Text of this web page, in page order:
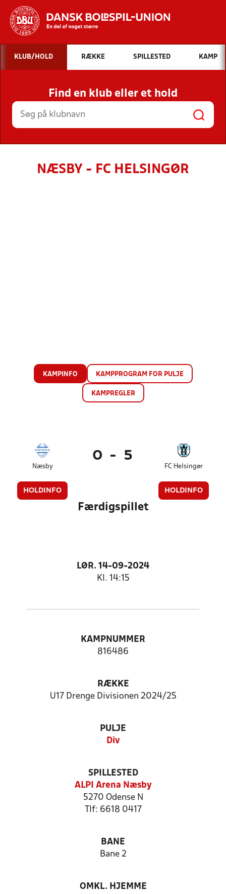
Hvad vil du søge efter?
INDHOLD OG NYHEDER
STILLINGER, RESULTATER, KLUBBER OG
HOLD
KLUB/HOLD RÆKKE SPILLESTED KAMP
Find en klub eller et hold
NÆSBY - FC HELSINGØR
KAMPINFO KAMPPROGRAM FOR PULJE
KAMPREGLER
Næsby
HOLDINFO
0 - 5
FC Helsingør
HOLDINFO
Færdigspillet
LØR. 14-09-2024
Kl. 14:15
KAMPNUMMER
816486
RÆKKE
U17 Drenge Divisionen 2024/25
PULJE
Div
SPILLESTED
ALPI Arena Næsby
5270 Odense N
Tlf: 6618 0417
BANE
Bane 2
OMKL. HJEMME